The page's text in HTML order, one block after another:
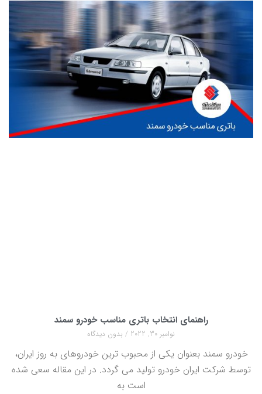
راهنمای انتخاب باتری مناسب خودرو سمند
نوامبر 30, 2022 بدون دیدگاه
خودرو سمند بعنوان یکی از محبوب ترین خودروهای به روز ایران،
توسط شرکت ایران خودرو تولید می گردد. در این مقاله سعی شده
است به